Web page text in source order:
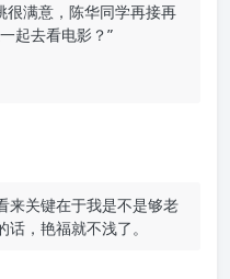
满意，陈华同学再接再
起去看电影？”
来关键在于我是不是够老
，艳福就不浅了。